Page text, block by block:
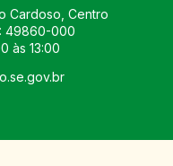
Cardoso, Centro
49860-000
às 13:00